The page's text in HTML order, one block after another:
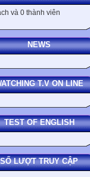
và 0 thành viên
NEWS
T.V ON LINE
TEST OF ENGLISH
SỐ LƯỢT TRUY CẬP